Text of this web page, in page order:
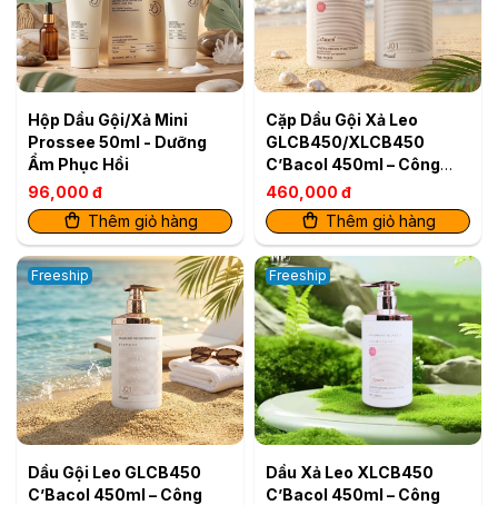
Hộp Dầu Gội/Xả Mini
Prossee 50ml - Dưỡng
Ẩm Phục Hồi
96,000 đ
Thêm giỏ hàng
Cặp Dầu Gội Xả Leo
GLCB450/XLCB450
C’Bacol 450ml – Công
Thức Siêu Mềm Mượt Cho
Tóc Khỏe Bóng
460,000 đ
Thêm giỏ hàng
Freeship
Dầu Gội Leo GLCB450
C’Bacol 450ml – Công
Freeship
Dầu Xả Leo XLCB450
C’Bacol 450ml – Công